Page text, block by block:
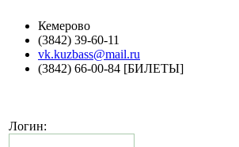
Кемерово
(3842) 39-60-11
vk.kuzbass@mail.ru
(3842) 66-00-84 [БИЛЕТЫ]
Логин: